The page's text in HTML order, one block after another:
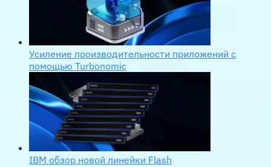
Усиление производительности приложений с
помощью Turbonomic
IBM обзор новой линейки Flash